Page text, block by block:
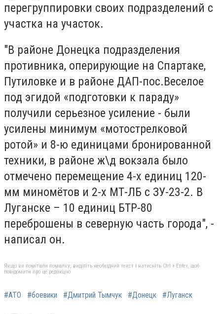
перегруппировки своих подразделений с
участка на участок.
"В районе Донецка подразделения
противника, оперирующие на Спартаке,
Путиловке и в районе ДАП-пос.Веселое
под эгидой «подготовки к параду»
получили серьезное усиление - были
усилены минимум «мотострелковой
ротой» и 8-ю единицами бронированной
техники, в районе ж\д вокзала было
отмечено перемещение 4-х единиц 120-
мм миномётов и 2-х МТ-ЛБ с ЗУ-23-2. В
Луганске – 10 единиц БТР-80
переброшены в северную часть города", -
написал он.
Якщо ви помітили помилку, виділіть необхідний текст і натисніть Ctrl + Enter, щоб
повідомити про це редакцію
#АТО #боевики #Дмитрий Тымчук #Донецк #Луганск